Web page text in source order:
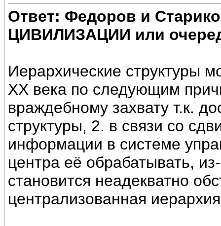
Ответ: Федоров и
ЦИВИЛИЗАЦИИ или
Иерархические структуры
XX века по следующим
враждебному захвату т.к.
структуры, 2. в связи со
информации в системе
центра её обрабатывать,
становится неадекватно
централизованная